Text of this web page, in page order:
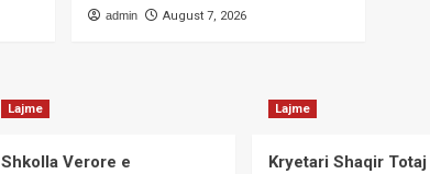
admin August 7, 2026
Lajme
Shkolla Verore e
Lajme
Kryetari Shaqir Totaj